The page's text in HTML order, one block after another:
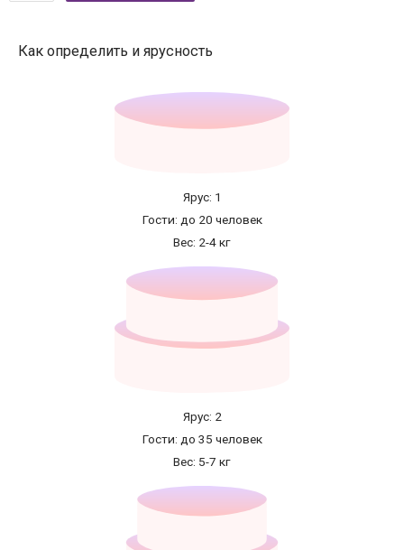
Как определить и ярусность
Ярус: 1
Гости: до 20 человек
Вес: 2-4 кг
Ярус: 2
Гости: до 35 человек
Вес: 5-7 кг